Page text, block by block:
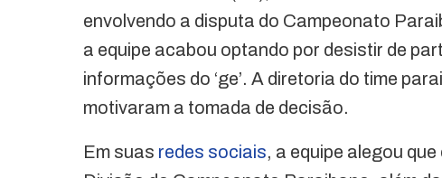
envolvendo a disputa do Campeonato
a equipe acabou optando por desistir de
informações do ‘ge’. A diretoria do time
motivaram a tomada de decisão.
Em suas redes sociais, a equipe alegou